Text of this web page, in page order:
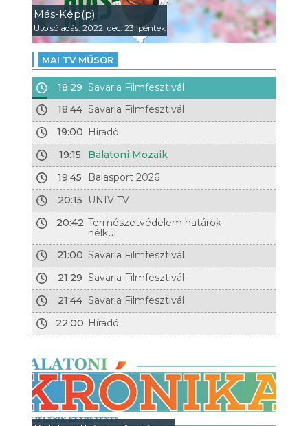
Más-Kép(p)
Utolsó adás: 2022. dec. 23. péntek
MAI TV MŰSOR
18:29 Savaria Filmfesztivál
18:44 Savaria Filmfesztivál
19:00 Híradó
19:15
Balatoni Mozaik
19:45
Balasport 2026
20:15
UNIV TV
20:42 Természetvédelem határok
nélkül
21:00 Savaria Filmfesztivál
21:29 Savaria Filmfesztivál
21:44 Savaria Filmfesztivál
22:00 Híradó